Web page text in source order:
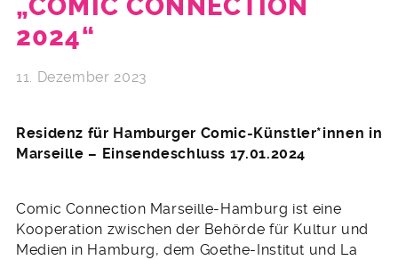
„COMIC CONNECTION
2024“
11. Dezember 2023
Residenz für Hamburger Comic-Künstler*innen in
Marseille – Einsendeschluss 17.01.2024
Comic Connection Marseille-Hamburg ist eine
Kooperation zwischen der Behörde für Kultur und
Medien in Hamburg, dem Goethe-Institut und La